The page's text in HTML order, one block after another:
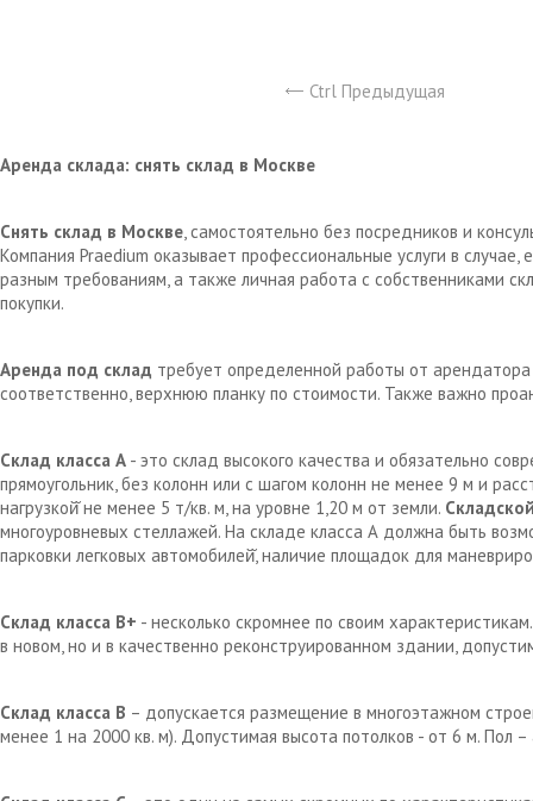
Ctrl Предыдущая
Аренда склада: снять склад в Москве
Снять склад в Москве, самостоятельно без посредников и
Компания Praedium оказывает профессиональные услуги в
разным требованиям, а также личная работа с собственниками
покупки.
Аренда под склад требует определенной работы от
соответственно, верхнюю планку по стоимости. Также важно
Склад класса А - это склад высокого качества и обязательно
прямоугольник, без колонн или с шагом колонн не менее 9 м и
нагрузкой̆ не менее 5 т/кв. м, на уровне 1,20 м от земли.
многоуровневых стеллажей. На складе класса А должна быть
парковки легковых автомобилей̆, наличие площадок для
Склад класса В+ - несколько скромнее по своим
в новом, но и в качественно реконструированном здании,
Склад класса В – допускается размещение в многоэтажном
менее 1 на 2000 кв. м). Допустимая высота потолков - от 6 м. Пол